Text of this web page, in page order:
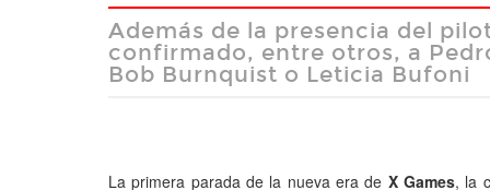
Además de la presencia del
confirmado, entre otros, a
Bob Burnquist o Leticia Bufoni
La primera parada de la nueva era de X Games, la